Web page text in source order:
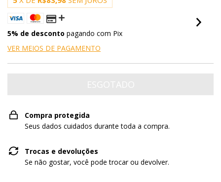
5% de desconto pagando com Pix
VER MEIOS DE PAGAMENTO
Compra protegida
Seus dados cuidados durante toda a compra.
Trocas e devoluções
Se não gostar, você pode trocar ou devolver.